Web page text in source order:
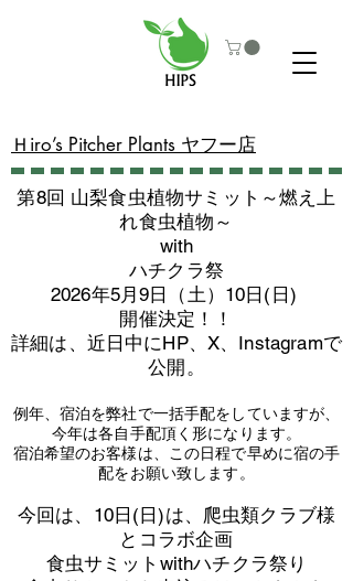
​Ｈiro’s Pitcher Plants ヤフー店
第8回 山梨食虫植物サミット～燃え上
れ食虫植物～
with
​ハチクラ祭
2026年5月9日（土）10日(日)
​開催決定！！
詳細は、近日中にHP、X、Instagramで
公開。
例年、宿泊を弊社で一括手配をしていますが、
今年は各自手配頂く形になります。
​宿泊希望のお客様は、この日程で早めに宿の手
配をお願い致します。
​今回は、10日(日)は、爬虫類クラブ様
とコラボ企画
​食虫サミットwithハチクラ祭り